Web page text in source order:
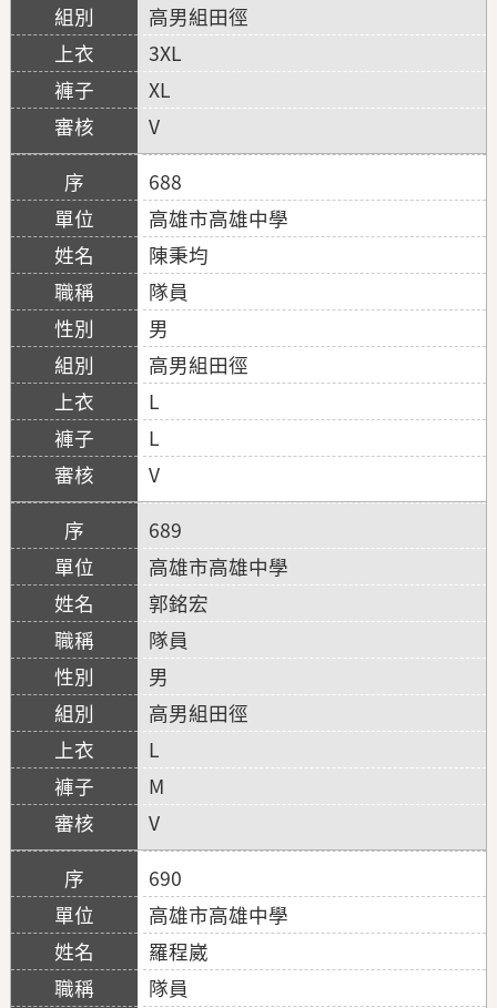
高男組田徑
3XL
XL
V
688
高雄市高雄中學
陳秉均
隊員
男
高男組田徑
L
L
V
689
高雄市高雄中學
郭銘宏
隊員
男
高男組田徑
L
M
V
690
高雄市高雄中學
羅程崴
隊員